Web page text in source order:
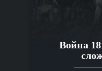
Война